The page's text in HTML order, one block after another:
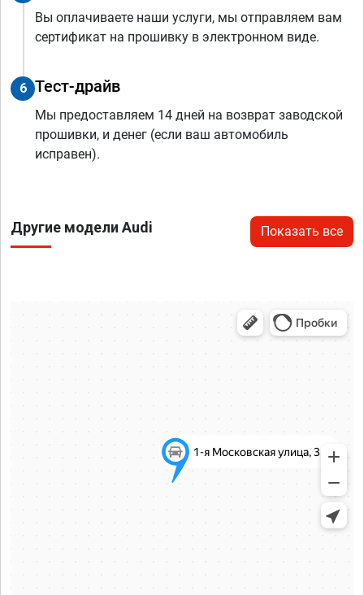
Вы оплачиваете наши услуги, мы отправляем вам
сертификат на прошивку в электронном виде.
6 Тест-драйв
Мы предоставляем 14 дней на возврат заводской
прошивки, и денег (если ваш автомобиль
исправен).
Другие модели Audi Показать все